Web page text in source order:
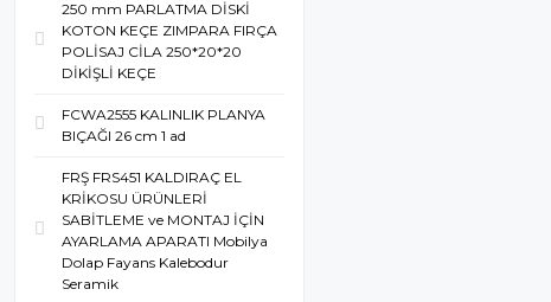
250 mm PARLATMA DİSKİ
KOTON KEÇE ZIMPARA FIRÇA
POLİSAJ CİLA 250*20*20
DİKİŞLİ KEÇE
FCWA2555 KALINLIK PLANYA
BIÇAĞI 26 cm 1 ad
FRŞ FRS451 KALDIRAÇ EL
KRİKOSU ÜRÜNLERİ
SABİTLEME ve MONTAJ İÇİN
AYARLAMA APARATI Mobilya
Dolap Fayans Kalebodur
Seramik